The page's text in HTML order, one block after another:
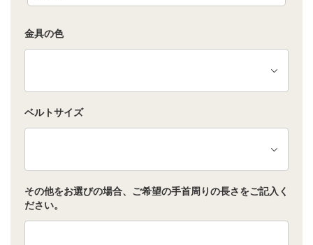
金具の色
ベルトサイズ
その他をお選びの場合、ご希望の手首周りの長さをご記入く
ださい。